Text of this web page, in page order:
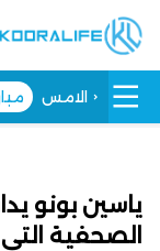
الامس
ياسين بونو
الصحفية